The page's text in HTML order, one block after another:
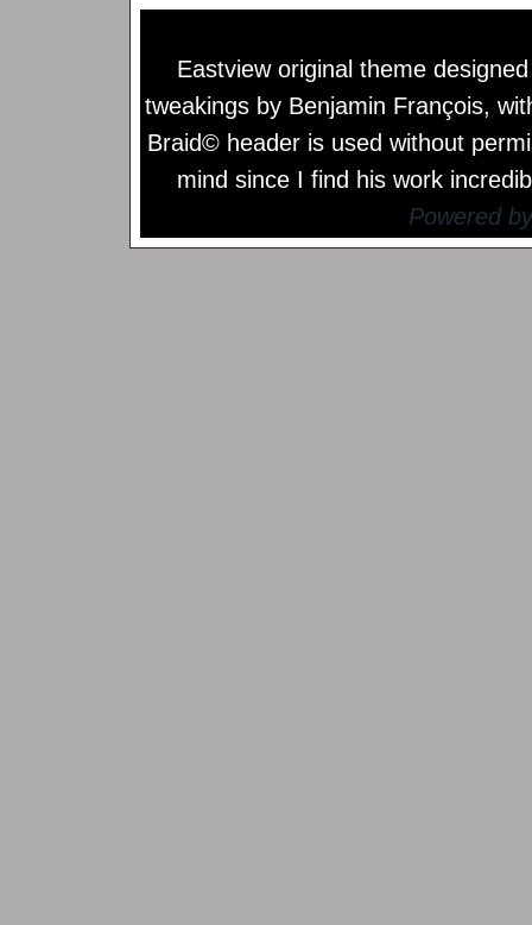
Eastview original theme
tweakings by Benjamin François,
Braid© header is used without
mind since I find his work
Powered